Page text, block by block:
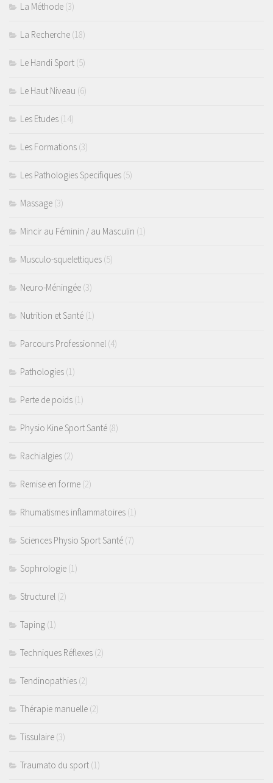
La Méthode (3)
La Recherche (18)
Le Handi Sport (5)
Le Haut Niveau (6)
Les Etudes (14)
Les Formations (3)
Les Pathologies Specifiques (5)
Massage (3)
Mincir au Féminin / au Masculin (1)
Musculo-squelettiques (5)
Neuro-Méningée (3)
Nutrition et Santé (1)
Parcours Professionnel (4)
Pathologies (1)
Perte de poids (1)
Physio Kine Sport Santé (8)
Rachialgies (2)
Remise en forme (2)
Rhumatismes inflammatoires (1)
Sciences Physio Sport Santé (7)
Sophrologie (1)
Structurel (2)
Taping (1)
Techniques Réflexes (2)
Tendinopathies (2)
Thérapie manuelle (2)
Tissulaire (3)
Traumato du sport (1)